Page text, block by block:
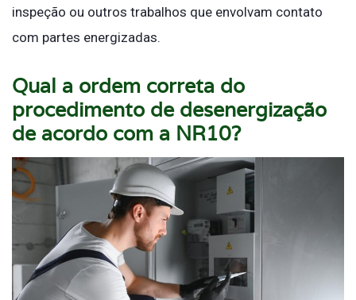
inspeção ou outros trabalhos que envolvam contato
com partes energizadas.
Qual a ordem correta do
procedimento de desenergização
de acordo com a NR10?